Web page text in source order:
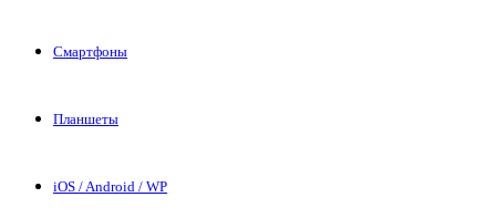
Смартфоны
Планшеты
iOS / Android / WP